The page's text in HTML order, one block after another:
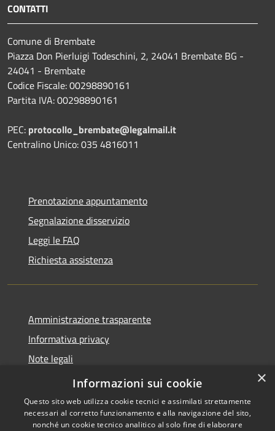
CONTATTI
Comune di Brembate
Piazza Don Pierluigi Todeschini, 2, 24041 Brembate BG -
24041 - Brembate
Codice Fiscale: 00298890161
Partita IVA: 00298890161
PEC: protocollo_brembate@legalmail.it
Centralino Unico: 035 4816011
Prenotazione appuntamento
Segnalazione disservizio
Leggi le FAQ
Richiesta assistenza
Amministrazione trasparente
Informativa privacy
Note legali
Dichiarazione di accessibilità
×
Informazioni sui cookie
Questo sito web utilizza cookie tecnici e assimilati strettamente
necessari al corretto funzionamento e alla navigazione del sito,
nonché un cookie tecnico analitico al solo fine di elaborare